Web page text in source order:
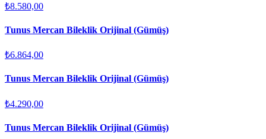
₺8.580,00
Tunus Mercan Bileklik Orijinal (Gümüş)
₺6.864,00
Tunus Mercan Bileklik Orijinal (Gümüş)
₺4.290,00
Tunus Mercan Bileklik Orijinal (Gümüş)